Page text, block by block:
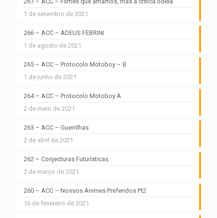
1 de setembro de 2021
266 – ACC – ADEUS FEBRINI
1 de agosto de 2021
265 – ACC – Protocolo Motoboy – B
1 de junho de 2021
264 – ACC – Protocolo Motoboy A
2 de maio de 2021
263 – ACC – Guerrilhas
2 de abril de 2021
262 – Conjecturas Futurísticas
2 de março de 2021
260 – ACC – Nossos Animes Preferidos Pt2
16 de fevereiro de 2021